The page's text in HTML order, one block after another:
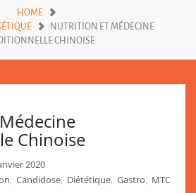
HOME
NUTRITION ET MÉDECINE
CHINOISE
Chinoise
2020
Candidose Diététique Gastro MTC